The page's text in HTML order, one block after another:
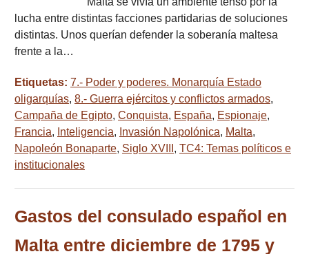
lucha entre distintas facciones partidarias de soluciones
distintas. Unos querían defender la soberanía maltesa
frente a la…
Etiquetas: 7.- Poder y poderes. Monarquía Estado
oligarquías, 8.- Guerra ejércitos y conflictos armados,
Campaña de Egipto, Conquista, España, Espionaje,
Francia, Inteligencia, Invasión Napolónica, Malta,
Napoleón Bonaparte, Siglo XVIII , TC4: Temas políticos e
institucionales
Gastos del consulado español en
Malta entre diciembre de 1795 y